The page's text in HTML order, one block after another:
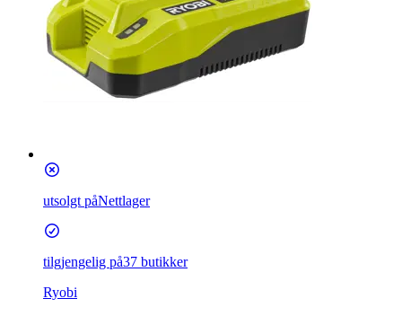
utsolgt påNettlager
tilgjengelig på37 butikker
Ryobi